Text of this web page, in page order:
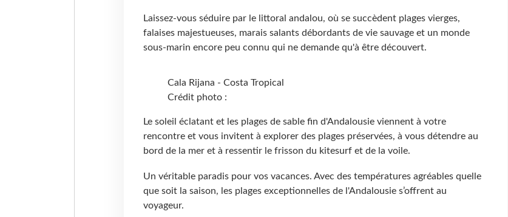
Laissez-vous séduire par le littoral andalou, où se succèdent plages vierges,
falaises majestueuses, marais salants débordants de vie sauvage et un monde
sous-marin encore peu connu qui ne demande qu'à être découvert.
Cala Rijana - Costa Tropical
Crédit photo :
Le soleil éclatant et les plages de sable fin d'Andalousie viennent à votre
rencontre et vous invitent à explorer des plages préservées, à vous détendre au
bord de la mer et à ressentir le frisson du kitesurf et de la voile.
Un véritable paradis pour vos vacances. Avec des températures agréables quelle
que soit la saison, les plages exceptionnelles de l'Andalousie s’offrent au
voyageur.